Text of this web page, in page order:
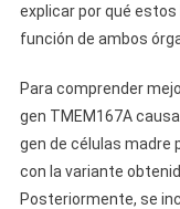
explicar por qué
función de ambos
Para comprender
gen TMEM167A
gen de células madre
con la variante
Posteriormente, se